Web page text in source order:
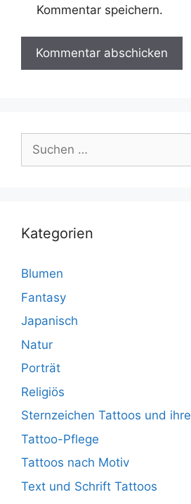
Kommentar speichern.
Suchen
nach:
Kategorien
Blumen
Fantasy
Japanisch
Natur
Porträt
Religiös
Sternzeichen Tattoos und
Tattoo-Pflege
Tattoos nach Motiv
Text und Schrift Tattoos